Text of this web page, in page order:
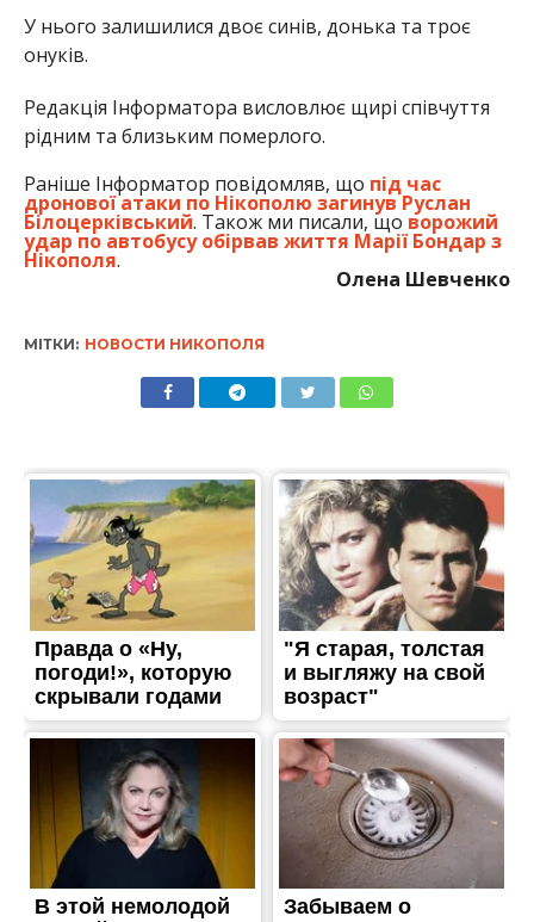
ТРЕШ
Руйнування та пожежа:
наслідки ворожих атак по
Нікопольському району
Опубліковано14.04.2026